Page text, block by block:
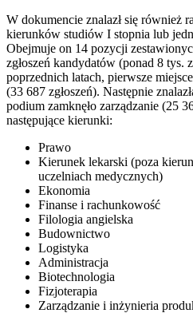
W dokumencie znalazł się również
kierunków studiów I stopnia lub
Obejmuje on 14 pozycji
zgłoszeń kandydatów (ponad 8 tys.
poprzednich latach, pierwsze
(33 687 zgłoszeń). Następnie
podium zamknęło zarządzanie (25
następujące kierunki:
Prawo
Kierunek lekarski (poza
uczelniach medycznych)
Ekonomia
Finanse i rachunkowość
Filologia angielska
Budownictwo
Logistyka
Administracja
Biotechnologia
Fizjoterapia
Zarządzanie i inżynieria